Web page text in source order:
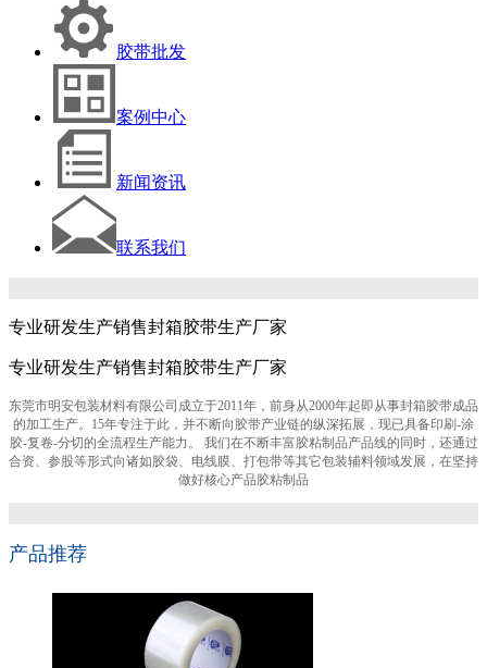
胶带批发
案例中心
新闻资讯
联系我们
专业研发生产销售封箱胶带生产厂家
专业研发生产销售封箱胶带生产厂家
东莞市明安包装材料有限公司成立于2011年，前身从2000年起即从事封箱胶带成品
的加工生产。15年专注于此，并不断向胶带产业链的纵深拓展，现已具备印刷-涂
胶-复卷-分切的全流程生产能力。 我们在不断丰富胶粘制品产品线的同时，还通过
合资、参股等形式向诸如胶袋、电线膜、打包带等其它包装辅料领域发展，在坚持
做好核心产品胶粘制品
产品推荐